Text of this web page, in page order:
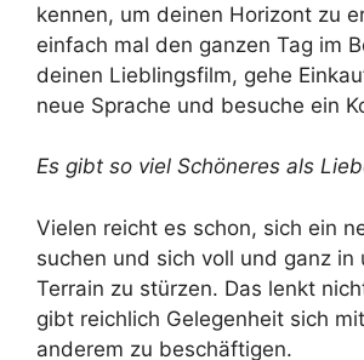
kennen, um deinen Horizont zu
einfach mal den ganzen Tag im
deinen Lieblingsfilm, gehe
neue Sprache und besuche ein
Es gibt so viel Schöneres als
Vielen reicht es schon, sich ein
suchen und sich voll und ganz in
Terrain zu stürzen. Das lenkt
gibt reichlich Gelegenheit sich
anderem zu beschäftigen.